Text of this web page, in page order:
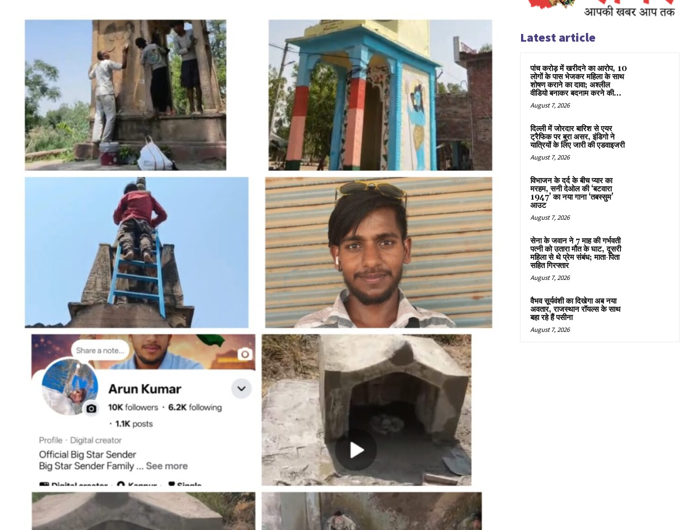
Latest article
पांच करोड़ में खरीदने का आरोप, 10
लोगों के पास भेजकर महिला के साथ
शोषण कराने का दावा; अश्लील
वीडियो बनाकर बदनाम करने की...
August 7, 2026
दिल्ली में जोरदार बारिश से एयर
ट्रैफिक पर बुरा असर, इंडिगो ने
यात्रियों के लिए जारी की एडवाइजरी
August 7, 2026
विभाजन के दर्द के बीच प्यार का
मरहम, सनी देओल की ‘बटवारा
1947’ का नया गाना ‘तबस्सुम’
आउट
August 7, 2026
सेना के जवान ने 7 माह की गर्भवती
पत्नी को उतारा मौत के घाट, दूसरी
महिला से थे प्रेम संबंध; माता-पिता
सहित गिरफ्तार
August 7, 2026
वैभव सूर्यवंशी का दिखेगा अब नया
अवतार, राजस्थान रॉयल्स के साथ
बहा रहे हैं पसीना
August 7, 2026